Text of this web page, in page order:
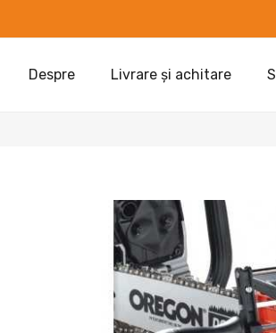
Despre Livrare și achitare